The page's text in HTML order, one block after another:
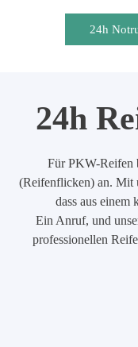
24h
24h
Für PKW-Reifen
(Reifenflicken) an. Mit
dass aus
Ein Anruf, und
professionellen